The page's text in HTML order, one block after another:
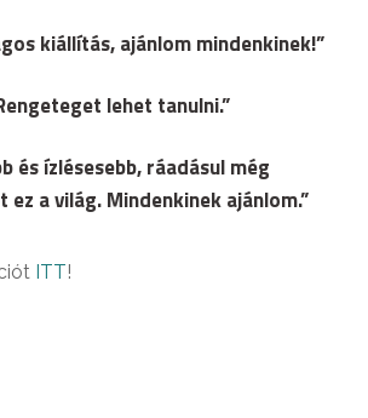
kiállítás, ajánlom mindenkinek!”
lehet tanulni.”
és ízlésesebb, ráadásul még
ez a világ. Mindenkinek ajánlom.”
ITT!